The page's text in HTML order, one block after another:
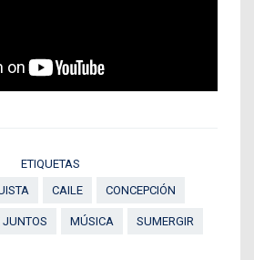
ETIQUETAS
CAILE CONCEPCIÓN
JUNTOS MÚSICA SUMERGIR